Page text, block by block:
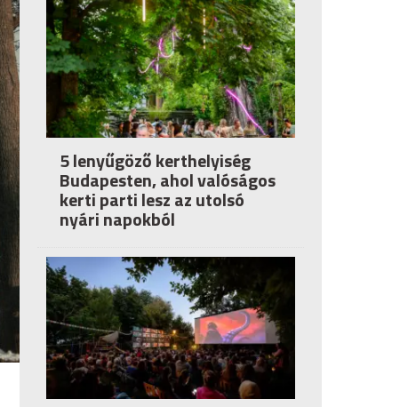
5 lenyűgöző kerthelyiség
Budapesten, ahol valóságos
kerti parti lesz az utolsó
nyári napokból